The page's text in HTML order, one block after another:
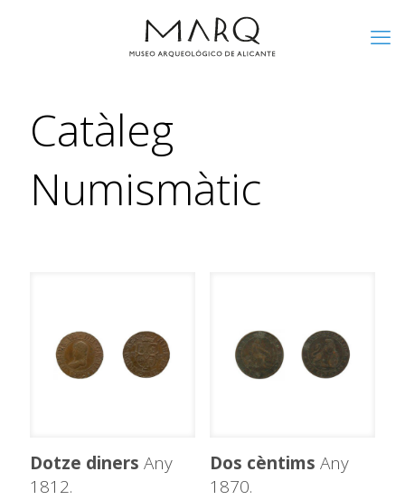
Catàleg
Numismàtic
Dotze diners Any
1812.
Dos cèntims Any
1870.